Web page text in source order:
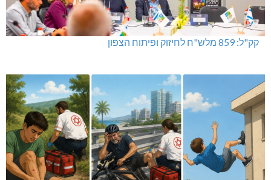
קק"ל: 859 מלש"ח לחיזוק ופיתוח הצפון